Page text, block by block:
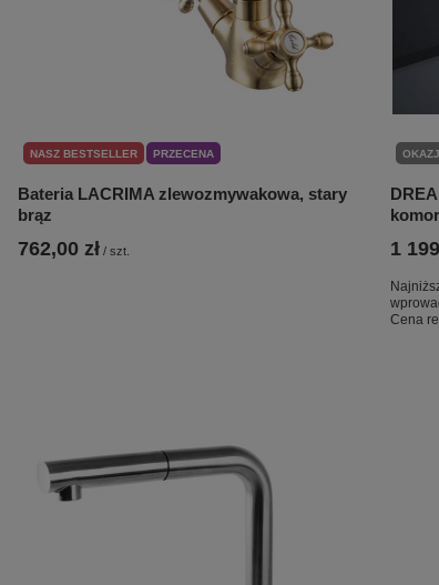
NASZ BESTSELLER PRZECENA
Bateria LACRIMA zlewozmywakowa, stary
brąz
762,00 zł / szt. 1
Cena